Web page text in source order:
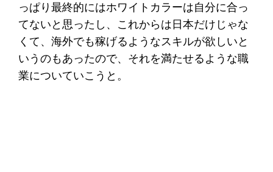
っぱり最終的にはホワイトカラーは自分に合っ
てないと思ったし、これからは日本だけじゃな
くて、海外でも稼げるようなスキルが欲しいと
いうのもあったので、それを満たせるような職
業についていこうと。